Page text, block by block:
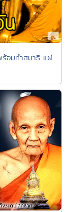
อมทำสมาธิ แผ่